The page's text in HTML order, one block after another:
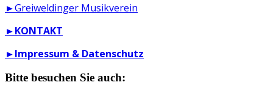
►Greiweldinger Musikverein
►KONTAKT
►Impressum & Datenschutz
Bitte besuchen Sie auch: